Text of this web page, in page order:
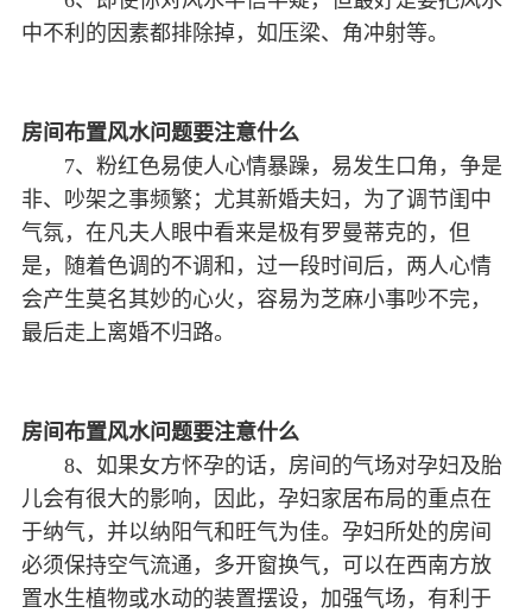
中不利的因素都排除掉，如压梁、角冲射等。
房间布置风水问题要注意什么
7、粉红色易使人心情暴躁，易发生口角，争是
非、吵架之事频繁；尤其新婚夫妇，为了调节闺中
气氛，在凡夫人眼中看来是极有罗曼蒂克的，但
是，随着色调的不调和，过一段时间后，两人心情
会产生莫名其妙的心火，容易为芝麻小事吵不完，
最后走上离婚不归路。
房间布置风水问题要注意什么
8、如果女方怀孕的话，房间的气场对孕妇及胎
儿会有很大的影响，因此，孕妇家居布局的重点在
于纳气，并以纳阳气和旺气为佳。孕妇所处的房间
必须保持空气流通，多开窗换气，可以在西南方放
置水生植物或水动的装置摆设，加强气场，有利于